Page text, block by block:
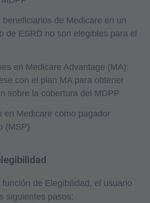
beneficiarios de Medicare en un
de ESRD no son elegibles para el
en Medicare Advantage (MA):
con el plan MA para obtener
sobre la cobertura del MDPP
en Medicare como pagador
(MSP)
función de Elegibilidad, el usuario
siguientes pasos: